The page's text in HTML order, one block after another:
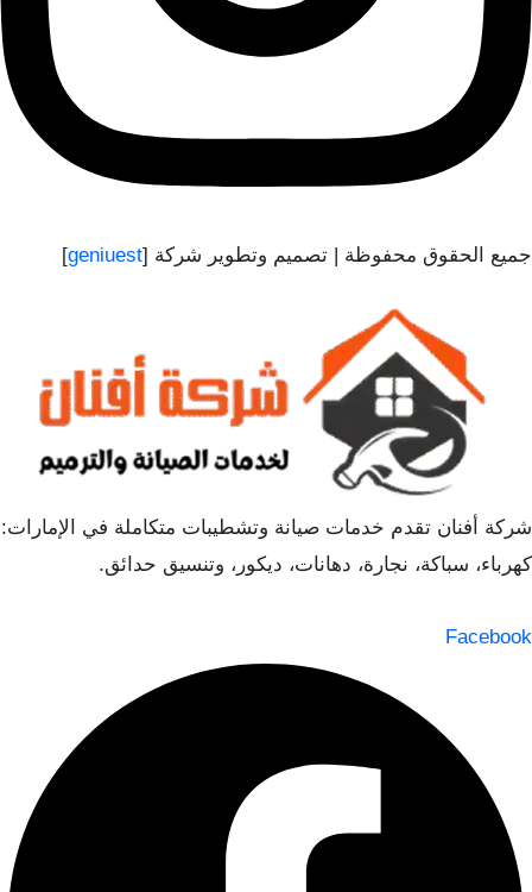
جميع الحقوق محفوظة | تصميم وتطوير شركة [geniuest
]
شركة أفنان تقدم خدمات صيانة وتشطيبات متكاملة في الإمارات:
كهرباء، سباكة، نجارة، دهانات، ديكور، وتنسيق حدائق.
Facebook